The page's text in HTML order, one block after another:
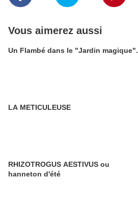
Vous aimerez aussi
Un Flambé dans le "Jardin magique".
LA METICULEUSE
RHIZOTROGUS AESTIVUS ou
hanneton d'été